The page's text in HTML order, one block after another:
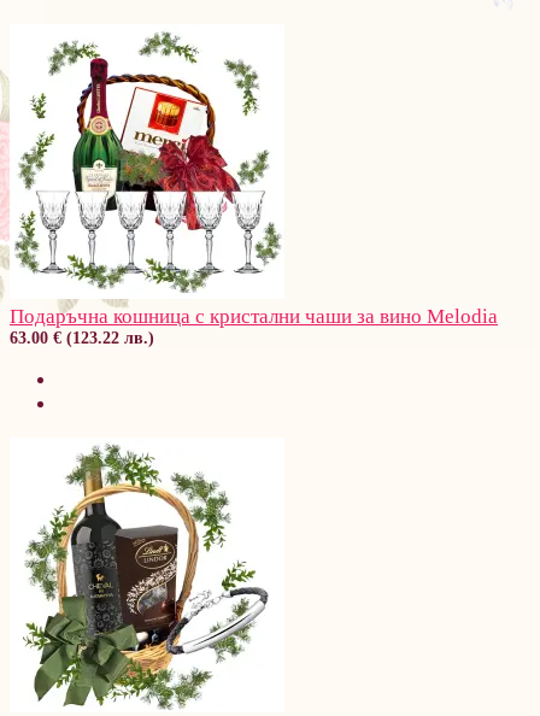
Подаръчна кошница с кристални чаши за вино Melodia
63.00 € (123.22 лв.)